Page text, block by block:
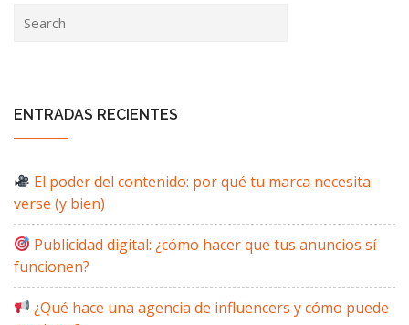
ENTRADAS RECIENTES
El poder del contenido: por qué tu marca necesita
verse (y bien)
Publicidad digital: ¿cómo hacer que tus anuncios sí
funcionen?
¿Qué hace una agencia de influencers y cómo puede